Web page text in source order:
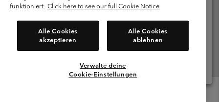
Cookies
Kundenservice: Mo- Fr. 9:00 - 13:00 & 14:00- 18:00 Uhr
(+)41315282015
funktioniert. Click here to see our full Cookie Notice
Alle Cookies
akzeptieren
Alle Cookies
ablehnen
Verwalte deine
Cookie-Einstellungen
Switzerland-Italiano
Alle Länder Anzeigen